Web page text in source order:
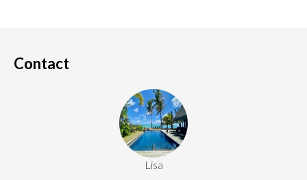
Contact
Lisa